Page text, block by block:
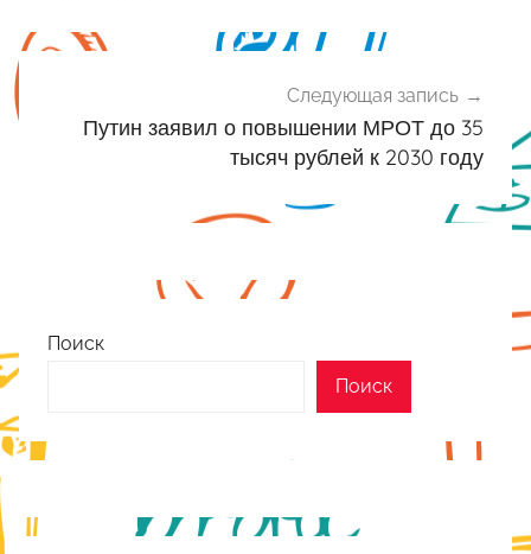
Следующая запись
Путин заявил о повышении МРОТ до 35
тысяч рублей к 2030 году
Поиск
Поиск